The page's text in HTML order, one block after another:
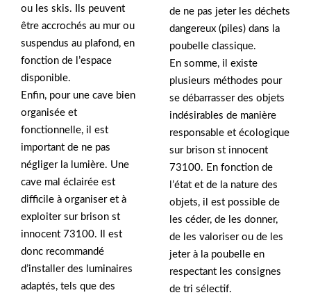
ou les skis. Ils peuvent
être accrochés au mur ou
suspendus au plafond, en
fonction de l’espace
disponible.
Enfin, pour une cave bien
organisée et
fonctionnelle, il est
important de ne pas
négliger la lumière. Une
cave mal éclairée est
difficile à organiser et à
exploiter sur brison st
innocent 73100. Il est
donc recommandé
d’installer des luminaires
adaptés, tels que des
de ne pas jeter les déchets
dangereux (piles) dans la
poubelle classique.
En somme, il existe
plusieurs méthodes pour
se débarrasser des objets
indésirables de manière
responsable et écologique
sur brison st innocent
73100. En fonction de
l’état et de la nature des
objets, il est possible de
les céder, de les donner,
de les valoriser ou de les
jeter à la poubelle en
respectant les consignes
de tri sélectif.